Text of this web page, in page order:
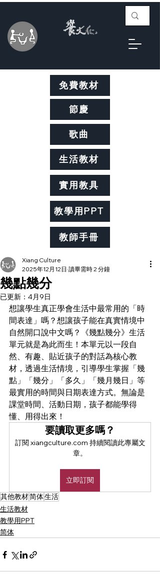
免費教材
實用教具
節慶
生活教材
歌曲
教學用PPT
教師手冊
幾點幾分
Xiang Culture
2025年12月12日 讀畢需時 2 分鐘
已更新： 4月9日
想讓學生真正學會生活中最常用的「時
間表達」嗎？想讓孩子能在真實情境中
自然開口說中文嗎？《幾點幾分》生活
單元就是為此而生！本單元以一段自
然、有趣、貼近孩子的對話為核心教
材，透過生活情境，引導學生掌握「幾
點」「幾分」「多久」「幾月幾日」等
最實用的時間與日期表達方式。無論是
課堂時間、活動日期，孩子都能學得
懂、用得出來！
要讀取更多嗎？
訂閱 xiangculture.com 持續閱讀此專屬文
章。
立即訂閱
其他教材简体生活
生活教材
教學用PPT
简体